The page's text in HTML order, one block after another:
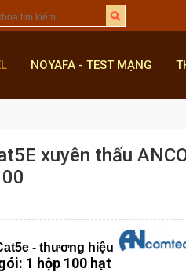
NOYAFA - TEST MẠNG
xuyên thấu
- thương hiệu
1 hộp 100 hạt